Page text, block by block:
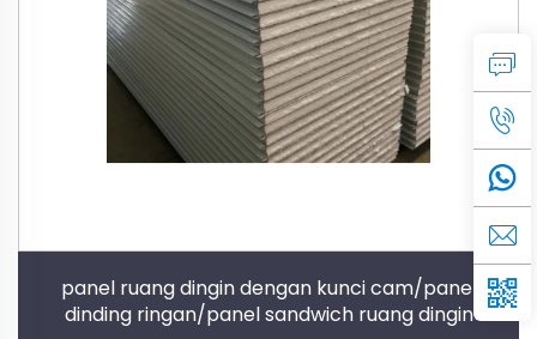
panel ruang dingin dengan kunci cam/panel
dinding ringan/panel sandwich ruang dingin